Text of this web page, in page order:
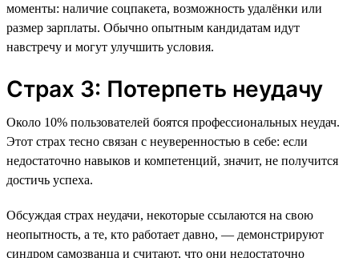
моменты: наличие соцпакета, возможность удалёнки или
размер зарплаты. Обычно опытным кандидатам идут
навстречу и могут улучшить условия.
Страх 3: Потерпеть неудачу
Около 10% пользователей боятся профессиональных неудач.
Этот страх тесно связан с неуверенностью в себе: если
недостаточно навыков и компетенций, значит, не получится
достичь успеха.
Обсуждая страх неудачи, некоторые ссылаются на свою
неопытность, а те, кто работает давно, — демонстрируют
синдром самозванца и считают, что они недостаточно